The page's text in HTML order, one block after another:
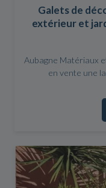
Galets de
extérieur et
Aubagne Matériaux
en vente une